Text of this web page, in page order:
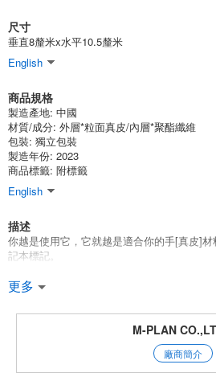
尺寸
垂直8釐米x水平10.5釐米
English
商品規格
製造產地: 中國
材質/成分: 外層*粒面真皮/內層*聚酯纖維
包裝: 獨立包裝
製造年份: 2023
商品標籤: 附標籤
English
描述
你越是使用它，它就越是適合你的手[真皮]
記本標記。
*不僅能容納硬幣，還能容納鑰匙和卡片。
*功能和尺寸正好適合在無現金時代隨身攜帶
*豪華的表面處理，不僅注意到材料，而且注
*你越是使用它，你就越是喜歡它。
*它不僅推薦給你自己使用，也可以作為禮物。
更多
M-PLAN
廠商簡介